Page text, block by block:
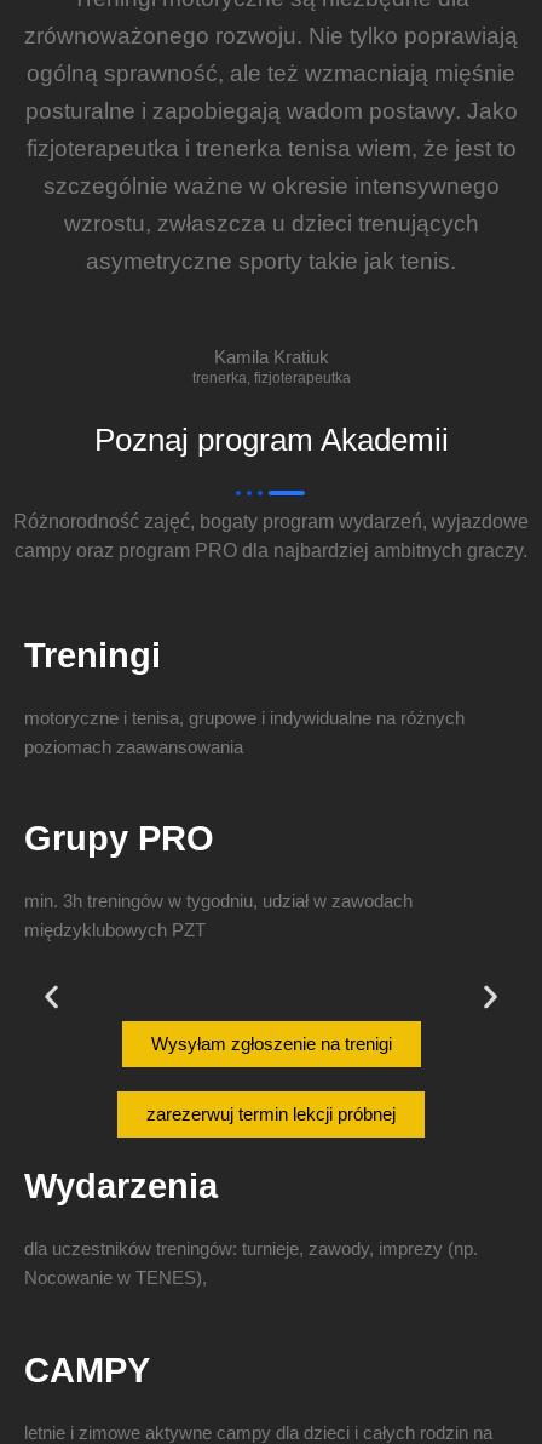
zrównoważonego rozwoju. Nie tylko poprawiają
ogólną sprawność, ale też wzmacniają mięśnie
posturalne i zapobiegają wadom postawy. Jako
fizjoterapeutka i trenerka tenisa wiem, że jest to
szczególnie ważne w okresie intensywnego
wzrostu, zwłaszcza u dzieci trenujących
asymetryczne sporty takie jak tenis.
Kamila Kratiuk
trenerka, fizjoterapeutka
Poznaj program Akademii
Różnorodność zajęć, bogaty program wydarzeń, wyjazdowe
campy oraz program PRO dla najbardziej ambitnych graczy.
Treningi
motoryczne i tenisa, grupowe i indywidualne na różnych
poziomach zaawansowania
Grupy PRO
min. 3h treningów w tygodniu, udział w zawodach
międzyklubowych PZT
TENESowe Zakończenie Roku
Wysyłam zgłoszenie na trenigi
zarezerwuj termin lekcji próbnej
Wydarzenia
dla uczestników treningów: turnieje, zawody, imprezy (np.
Nocowanie w TENES),
CAMPY
letnie i zimowe aktywne campy dla dzieci i całych rodzin na